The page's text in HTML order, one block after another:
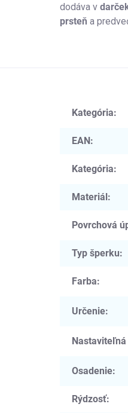
dodáva v
prsteň a
Kategória:
EAN:
Kategória:
Materiál:
Povrchová
Typ šperku:
Farba:
Určenie:
Osadenie:
Rýdzosť: